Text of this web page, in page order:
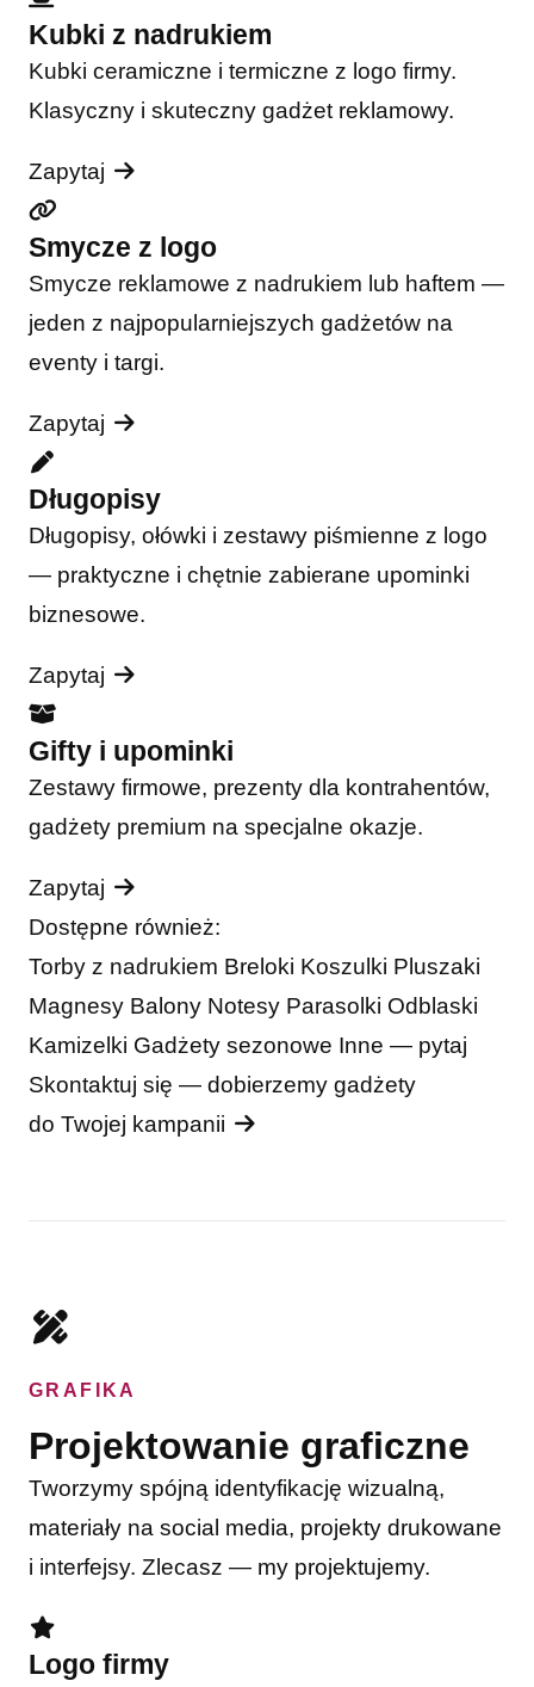
Kubki z nadrukiem
Kubki ceramiczne i termiczne z logo firmy.
Klasyczny i skuteczny gadżet reklamowy.
Zapytaj
Smycze z logo
Smycze reklamowe z nadrukiem lub haftem —
jeden z najpopularniejszych gadżetów na
eventy i targi.
Zapytaj
Długopisy
Długopisy, ołówki i zestawy piśmienne z logo
— praktyczne i chętnie zabierane upominki
biznesowe.
Zapytaj
Gifty i upominki
Zestawy firmowe, prezenty dla kontrahentów,
gadżety premium na specjalne okazje.
Zapytaj
Dostępne również:
Torby z nadrukiem Breloki Koszulki Pluszaki
Magnesy Balony Notesy Parasolki Odblaski
Kamizelki Gadżety sezonowe Inne — pytaj
Skontaktuj się — dobierzemy gadżety
do Twojej kampanii
GRAFIKA
Projektowanie graficzne
Tworzymy spójną identyfikację wizualną,
materiały na social media, projekty drukowane
i interfejsy. Zlecasz — my projektujemy.
Logo firmy